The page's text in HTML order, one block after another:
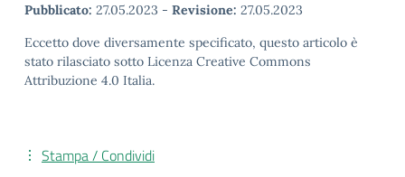
Pubblicato: 27.05.2023 - Revisione: 27.05.2023
Eccetto dove diversamente specificato, questo articolo è
stato rilasciato sotto Licenza Creative Commons
Attribuzione 4.0 Italia.
Stampa / Condividi